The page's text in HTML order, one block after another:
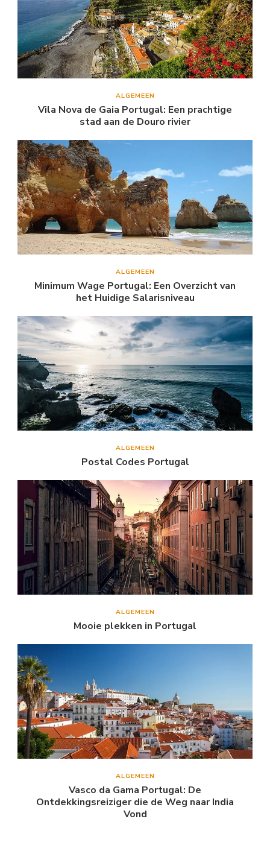
ALGEMEEN
Vila Nova de Gaia Portugal: Een prachtige
stad aan de Douro rivier
ALGEMEEN
Minimum Wage Portugal: Een Overzicht van
het Huidige Salarisniveau
ALGEMEEN
Postal Codes Portugal
ALGEMEEN
Mooie plekken in Portugal
ALGEMEEN
Vasco da Gama Portugal: De
Ontdekkingsreiziger die de Weg naar India
Vond